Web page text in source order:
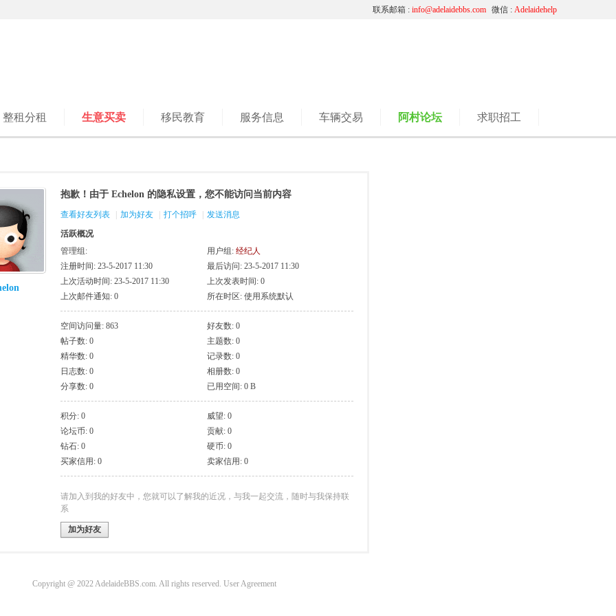
微信 : Adelaidehelp
联系邮箱 : info@adelaidebbs.com
整租分租 生意买卖 移民教育 服务信息 车辆交易 阿村论坛 求职招工
抱歉！由于 Echelon 的隐私设置，您不能访问当前内容
查看好友列表 加为好友 打个招呼
发送消息
活跃概况
管理组:
用户组: 经纪人
注册时间: 23-5-2017 11:30
最后访问: 23-5-2017 11:30
上次活动时间: 23-5-2017 11:30
上次发表时间: 0
上次邮件通知: 0
所在时区: 使用系统默认
空间访问量: 863
好友数: 0
帖子数: 0
主题数: 0
精华数: 0
记录数: 0
日志数: 0
相册数: 0
分享数: 0
已用空间: 0 B
积分: 0
威望: 0
论坛币: 0
贡献: 0
钻石: 0
硬币: 0
买家信用: 0
卖家信用: 0
请加入到我的好友中，您就可以了解我的近况，与我一起交流，随时与我保持联
系
加为好友
Copyright @ 2022 AdelaideBBS.com. All rights reserved. User Agreement